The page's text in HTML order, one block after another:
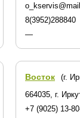
8(3952)288840
—
Восток
(г.
664035, г.
+7 (9025) 13-